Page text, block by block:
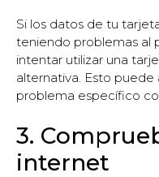
Si los datos de tu
teniendo problemas al
intentar utilizar una
alternativa. Esto
problema específico
3.
internet